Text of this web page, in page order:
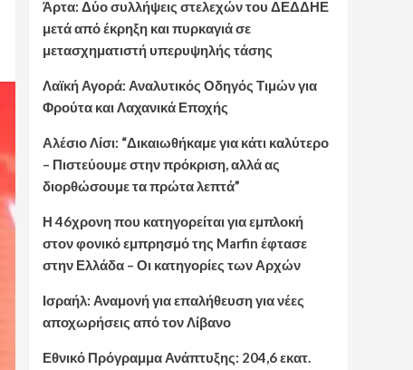
Άρτα: Δύο συλλήψεις στελεχών του ΔΕΔΔΗΕ
μετά από έκρηξη και πυρκαγιά σε
μετασχηματιστή υπερυψηλής τάσης
Λαϊκή Αγορά: Αναλυτικός Οδηγός Τιμών για
Φρούτα και Λαχανικά Εποχής
Αλέσιο Λίσι: “Δικαιωθήκαμε για κάτι καλύτερο
– Πιστεύουμε στην πρόκριση, αλλά ας
διορθώσουμε τα πρώτα λεπτά”
Η 46χρονη που κατηγορείται για εμπλοκή
στον φονικό εμπρησμό της Marfin έφτασε
στην Ελλάδα – Οι κατηγορίες των Αρχών
Ισραήλ: Αναμονή για επαλήθευση για νέες
αποχωρήσεις από τον Λίβανο
Εθνικό Πρόγραμμα Ανάπτυξης: 204,6 εκατ.